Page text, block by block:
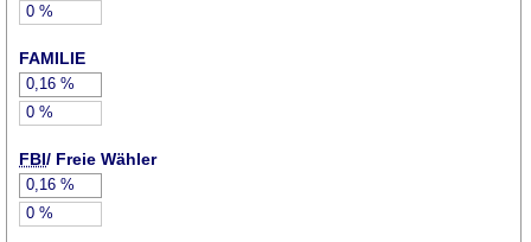
0 %
FAMILIE
0,16 %
0 %
FBI/ Freie Wähler
0,16 %
0 %